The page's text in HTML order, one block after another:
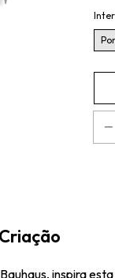
inspira